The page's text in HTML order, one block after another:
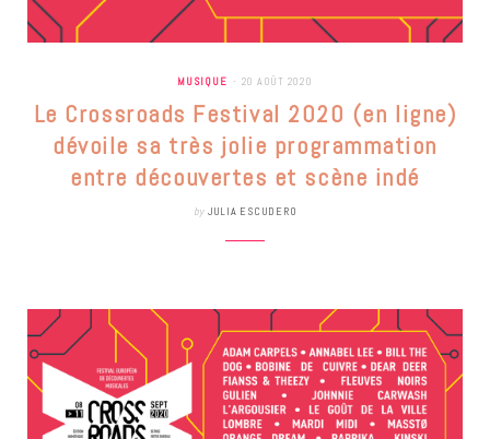
MUSIQUE 20 AOÛT 2020
Le Crossroads Festival 2020 (en ligne)
dévoile sa très jolie programmation
entre découvertes et scène indé
by JULIA ESCUDERO